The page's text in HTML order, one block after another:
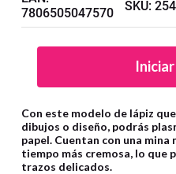
7806505047570
SKU:
Con este modelo de lápiz
dibujos o diseño, podrás
papel. Cuentan con una
tiempo más cremosa, lo que
trazos delicados.